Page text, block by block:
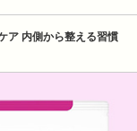
ア 内側から整える習慣